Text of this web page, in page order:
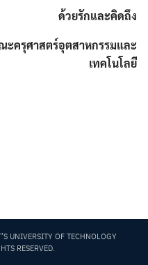
Search
ด้วยรักและคิดถึง
ครุศาสตร์อุตสาหกรรมและ
เทคโนโลยี
UNIVERSITY OF TECHNOLOGY
RESERVED.